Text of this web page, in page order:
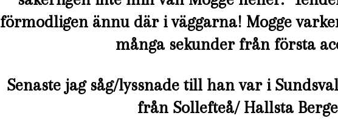
förmodligen ännu där i väggarna! Mogge
många sekunder från första
Senaste jag såg/lyssnade till han var i
från Sollefteå/ Hallsta